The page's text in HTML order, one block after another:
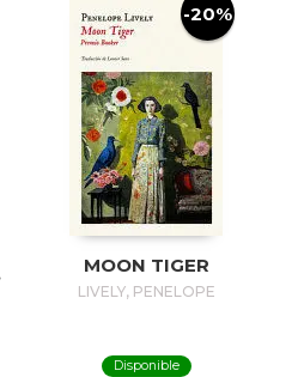
-20%
MOON TIGER
LIVELY, PENELOPE
Disponible